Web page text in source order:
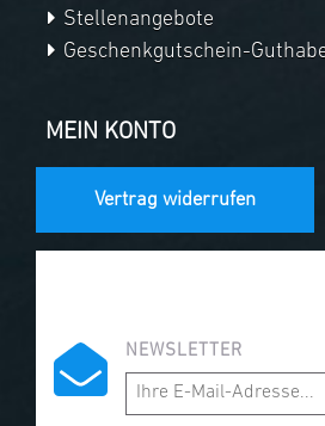
Stellenangebote
Geschenkgutschein-
MEIN KONTO
Vertrag widerrufen
NEWSLETTER